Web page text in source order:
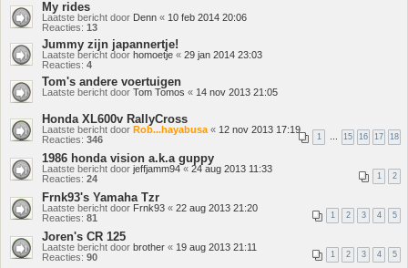
My rides
Laatste bericht door Denn « 10 feb 2014 20:06
Reacties: 13
Jummy zijn japannertje!
Laatste bericht door homoetje « 29 jan 2014 23:03
Reacties: 4
Tom's andere voertuigen
Laatste bericht door Tom Tomos « 14 nov 2013 21:05
Honda XL600v RallyCross
Laatste bericht door Rob...hayabusa « 12 nov 2013 17:19
Reacties: 346 1 … 15 16 17 18
1986 honda vision a.k.a guppy
Laatste bericht door jeffjamm94« 24 aug 2013 11:33
Reacties: 24 1 2
Frnk93's Yamaha Tzr
Laatste bericht door Frnk93 « 22 aug 2013 21:20
Reacties: 81 1 2 3 4 5
Joren's CR 125
Laatste bericht door brother « 19 aug 2013 21:11
Reacties: 90 1 2 3 4 5